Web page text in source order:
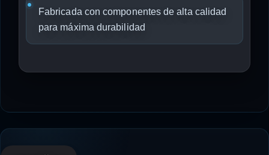
Fabricada con componentes de alta calidad
para máxima durabilidad